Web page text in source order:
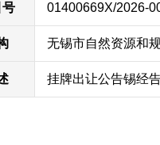
号 01400669X/2026-
无锡市自然资源和
挂牌出让公告锡经